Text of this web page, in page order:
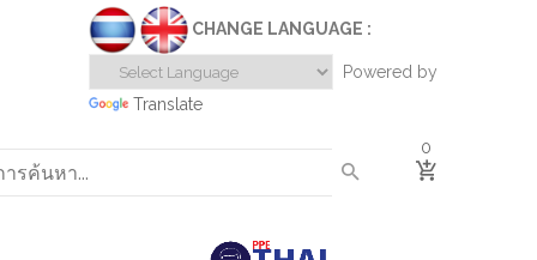
CHANGE LANGUAGE :
Powered by
Translate
0